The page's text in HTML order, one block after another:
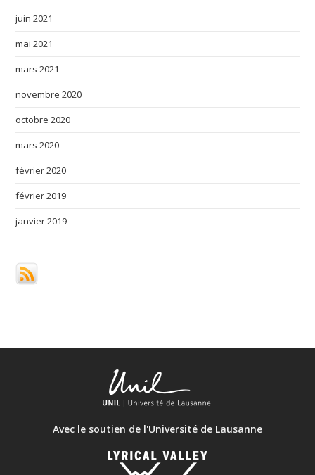
juin 2021
mai 2021
mars 2021
novembre 2020
octobre 2020
mars 2020
février 2020
février 2019
janvier 2019
Avec le soutien de l'Université de Lausanne